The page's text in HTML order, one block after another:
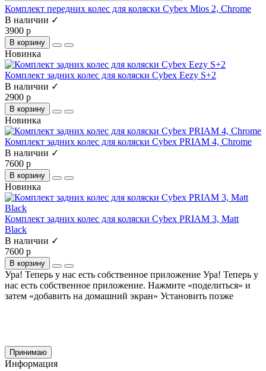
Комплект передних колес для коляски Cybex Mios 2, Chrome
В наличии ✓
3900 р
В корзину
Новинка
Комплект задних колес для коляски Cybex Eezy S+2
В наличии ✓
2900 р
В корзину
Новинка
Комплект задних колес для коляски Cybex PRIAM 4, Chrome
В наличии ✓
7600 р
В корзину
Новинка
Комплект задних колес для коляски Cybex PRIAM 3, Matt
Black
В наличии ✓
7600 р
В корзину
Ура! Теперь у нас есть собственное приложение Ура! Теперь у
нас есть собственное приложение. Нажмите «поделиться» и
затем «добавить на домашний экран» Установить позже
Принимаю
Информация